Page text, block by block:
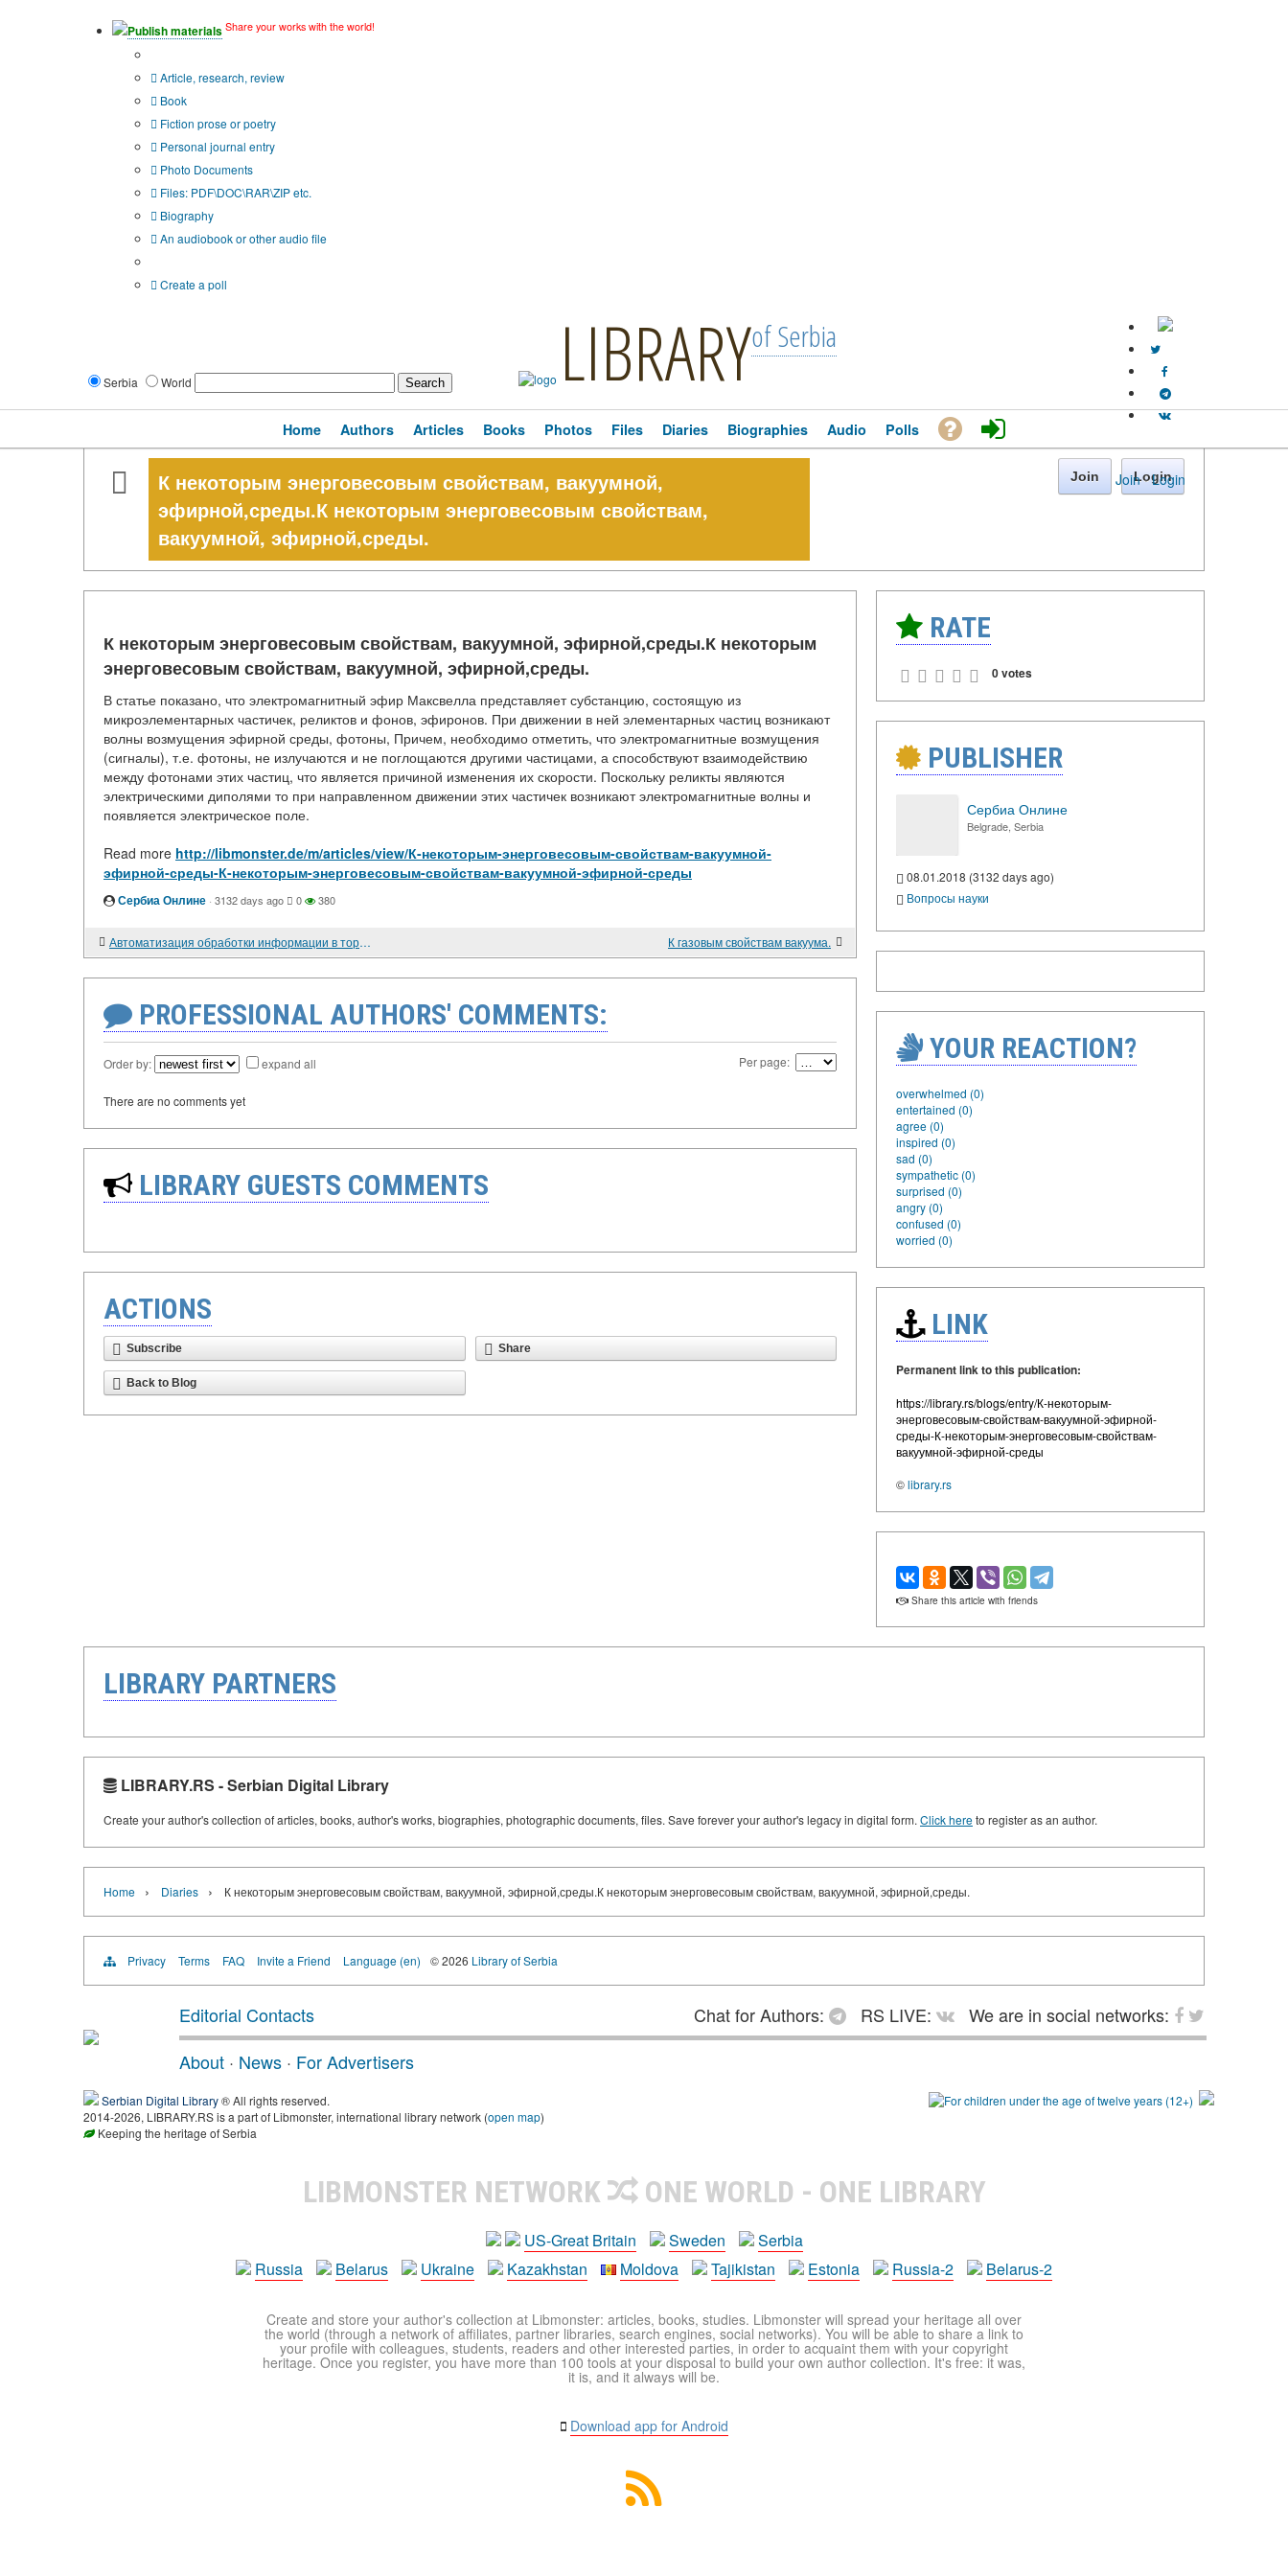
Publish materials Share your works with the world!
Article, research, review
Book
Fiction prose or poetry
Personal journal entry
Photo Documents
Files: PDF\DOC\RAR\ZIP etc.
Biography
An audiobook or other audio file
Create a poll
Serbia World LIBRARYof Serbia
Join · Login
Home Authors Articles Books Photos Files Diaries Biographies Audio Polls
К некоторым энерговесовым свойствам, вакуумной,
эфирной,среды.К некоторым энерговесовым свойствам,
вакуумной, эфирной,среды.
Join Login
К некоторым энерговесовым свойствам, вакуумной, эфирной,среды.К некоторым
энерговесовым свойствам, вакуумной, эфирной,среды.
В статье показано, что электромагнитный эфир Максвелла представляет субстанцию, состоящую из
микроэлементарных частичек, реликтов и фонов, эфиронов. При движении в ней элементарных частиц возникают
волны возмущения эфирной среды, фотоны, Причем, необходимо отметить, что электромагнитные возмущения
(сигналы), т.е. фотоны, не излучаются и не поглощаются другими частицами, а способствуют взаимодействию
между фотонами этих частиц, что является причиной изменения их скорости. Поскольку реликты являются
электрическими диполями то при направленном движении этих частичек возникают электромагнитные волны и
появляется электрическое поле.
Read more http://libmonster.de/m/articles/view/К-некоторым-энерговесовым-свойствам-вакуумной-
эфирной-среды-К-некоторым-энерговесовым-свойствам-вакуумной-эфирной-среды
Сербиа Онлине · 3132 days ago 0 380
Автоматизация обработки информации в торговой деятельности К газовым свойствам вакуума.
PROFESSIONAL AUTHORS' COMMENTS:
Order by: expand all Per page:
There are no comments yet
LIBRARY GUESTS COMMENTS
ACTIONS
Subscribe Share
Back to Blog
RATE
0 votes
PUBLISHER
Сербиа Онлине
Belgrade, Serbia
08.01.2018 (3132 days ago)
Вопросы науки
YOUR REACTION?
overwhelmed (0)
entertained (0)
agree (0)
inspired (0)
sad (0)
sympathetic (0)
surprised (0)
angry (0)
confused (0)
worried (0)
LINK
Permanent link to this publication:
https://library.rs/blogs/entry/К-некоторым-
энерговесовым-свойствам-вакуумной-эфирной-
среды-К-некоторым-энерговесовым-свойствам-
вакуумной-эфирной-среды
©library.rs
Share this article with friends
LIBRARY PARTNERS
LIBRARY.RS - Serbian Digital Library
Create your author's collection of articles, books, author's works, biographies, photographic documents, files. Save forever your author's legacy in digital form. Click hereto register as an author.
Home › Diaries › К некоторым энерговесовым свойствам, вакуумной, эфирной,среды.К некоторым энерговесовым свойствам, вакуумной, эфирной,среды.
Privacy Terms FAQ Invite a Friend Language (en) © 2026 Library of Serbia
Editorial Contacts Chat for Authors: RS LIVE:
We are in social networks:
About · News · For Advertisers
Serbian Digital Library® All rights reserved.
2014-2026, LIBRARY.RS is a part of Libmonster, international library network (open map)
Keeping the heritage of Serbia
LIBMONSTER NETWORK ONE WORLD - ONE LIBRARY
US-Great Britain Sweden
Serbia
Russia
Belarus Ukraine Kazakhstan Moldova Tajikistan Estonia Russia-2 Belarus-2
Create and store your author's collection at Libmonster: articles, books, studies. Libmonster will spread your heritage all over
the world (through a network of affiliates, partner libraries, search engines, social networks). You will be able to share a link to
your profile with colleagues, students, readers and other interested parties, in order to acquaint them with your copyright
heritage. Once you register, you have more than 100 tools at your disposal to build your own author collection. It's free: it was,
it is, and it always will be.
Download app for Android